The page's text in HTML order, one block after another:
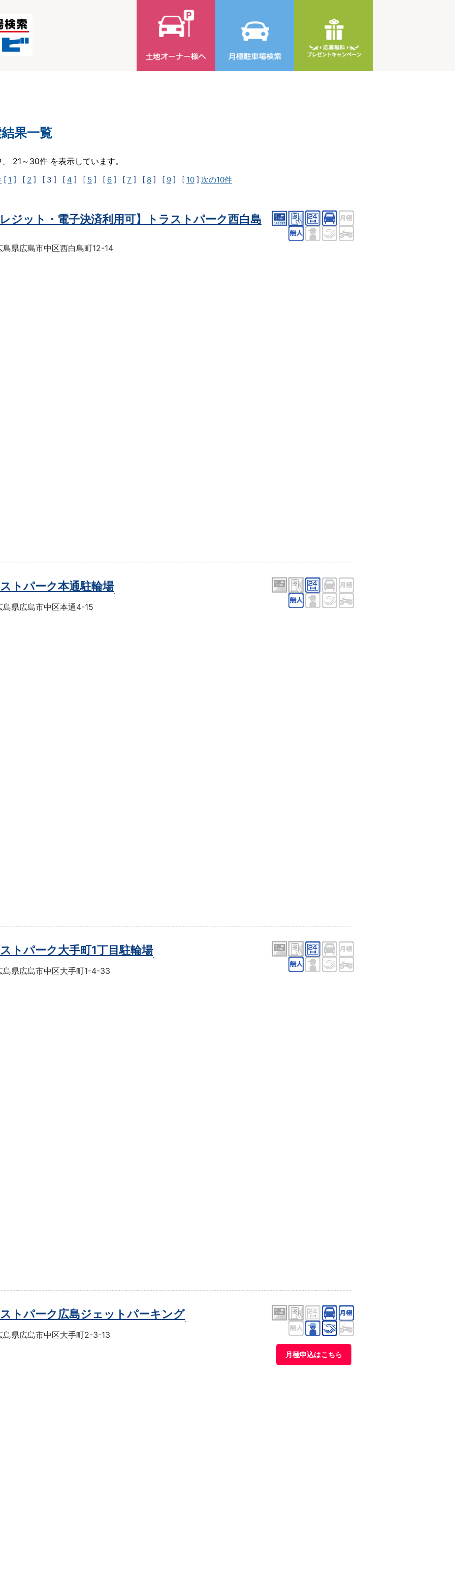
果一覧
21～30件 を表示しています。
[ 1 ] [ 2 ] [ 3 ] [ 4 ] [ 5 ] [ 6 ] [ 7 ] [ 8 ] [ 9 ] [ 10 ] 次の10件
レジット・電子決済利用可】トラストパーク西白島
島県広島市中区西白島町12-14
ストパーク本通駐輪場
島県広島市中区本通4-15
ストパーク大手町1丁目駐輪場
島県広島市中区大手町1-4-33
ストパーク広島ジェットパーキング
島県広島市中区大手町2-3-13
月極申込はこちら